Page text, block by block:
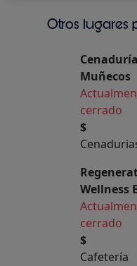
Otros lugares
Muñecos
cerrado
$
Wellness
cerrado
$
Cafetería